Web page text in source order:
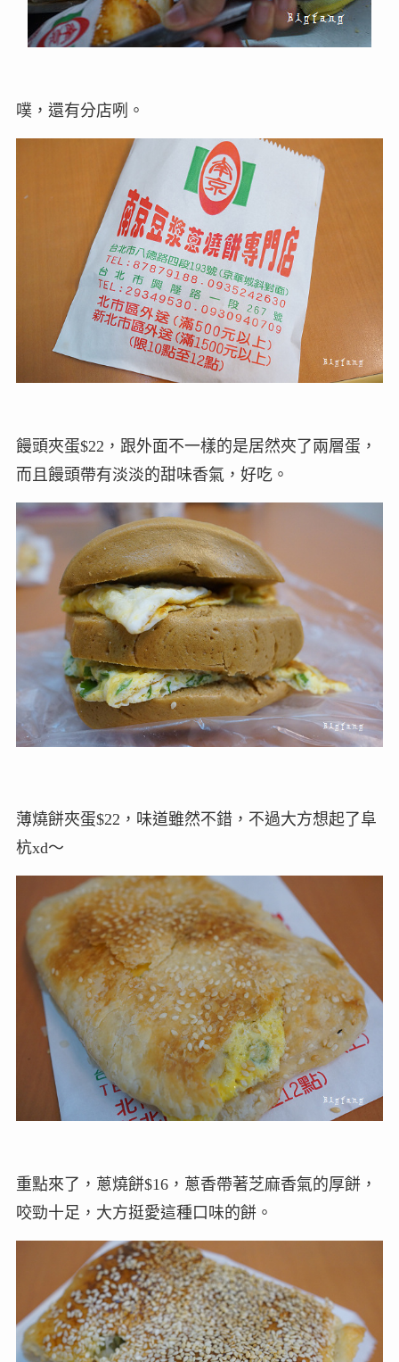
噗，還有分店咧。
饅頭夾蛋$22，跟外面不一樣的是居然夾了兩層蛋，
而且饅頭帶有淡淡的甜味香氣，好吃。
薄燒餅夾蛋$22，味道雖然不錯，不過大方想起了阜
杭xd～
重點來了，蔥燒餅$16，蔥香帶著芝麻香氣的厚餅，
咬勁十足，大方挺愛這種口味的餅。